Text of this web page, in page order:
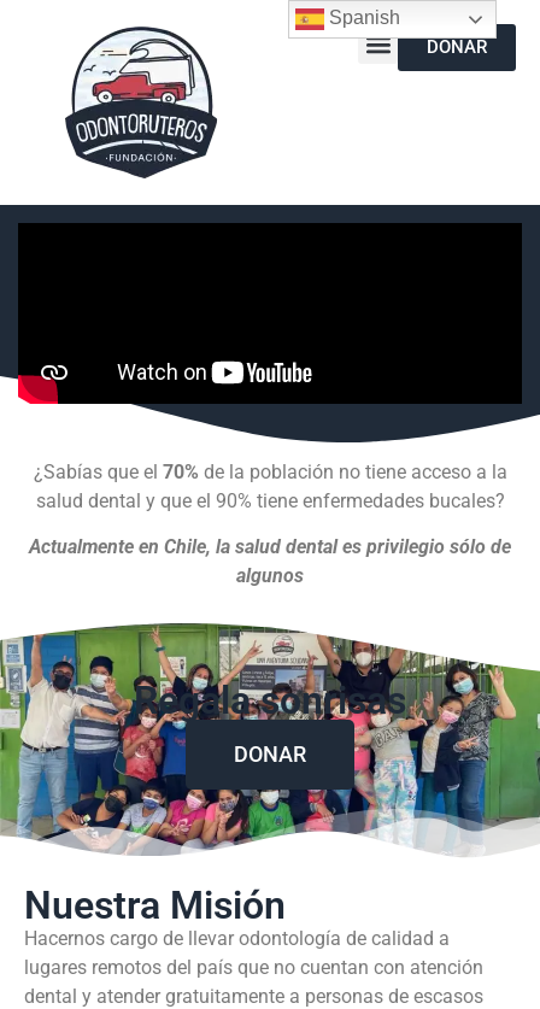
DONAR
¿Sabías que el 70% de la población no tiene acceso a la
salud dental y que el 90% tiene enfermedades bucales?
Actualmente en Chile, la salud dental es privilegio sólo de
algunos
Regala sonrisas
DONAR
Nuestra Misión
Hacernos cargo de llevar odontología de calidad a
lugares remotos del país que no cuentan con atención
dental y atender gratuitamente a personas de escasos
Spanish